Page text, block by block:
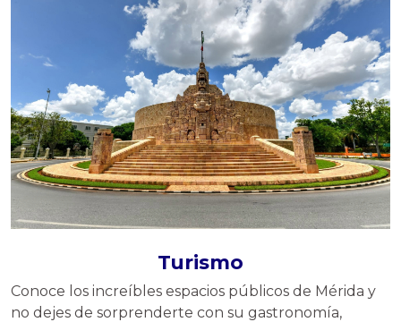
Turismo
Conoce los increíbles espacios públicos de Mérida y
no dejes de sorprenderte con su gastronomía,